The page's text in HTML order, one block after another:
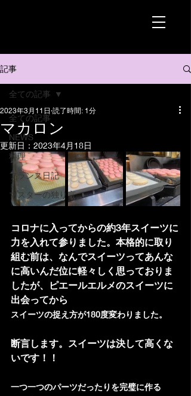
記事
全ての記事
NEWS
料理
フランス日記
マスターの独り言
全ての記事
マカロン
2023年3月11日 読了時間: 1分
更新日： 2023年4月18日
コロナに入ってからの約3年スイーツに
力を入れて参りました。本格的に取り
組む前は、なんでスイーツってあんな
に高いんだ位に軽々しく思っておりま
したが、ピエールエルメのスイーツに
出会ってから
スイーツの捉え方が180度変わりました。
断言します。スイーツは決して高くな
いです！！
一つ一つのパーツだったりを完璧に作る